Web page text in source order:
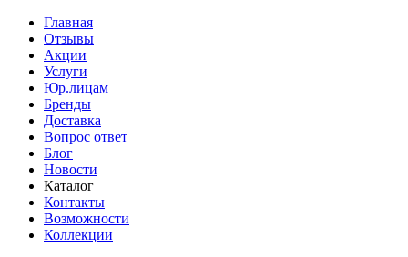
Главная
Отзывы
Акции
Услуги
Юр.лицам
Бренды
Доставка
Вопрос ответ
Блог
Новости
Каталог
Контакты
Возможности
Коллекции